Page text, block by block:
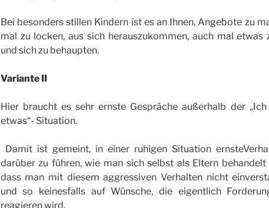
Bei besonders stillen Kindern ist es an Ihnen, Angebote zu
mal zu locken, aus sich herauszukommen, auch mal etwas
und sich zu behaupten.
Variante II
Hier braucht es sehr ernste Gespräche außerhalb der
etwas“- Situation.
Damit ist gemeint, in einer ruhigen Situation
darüber zu führen, wie man sich selbst als Eltern
dass man mit diesem aggressiven Verhalten nicht
und so keinesfalls auf Wünsche, die eigentlich
reagieren wird.